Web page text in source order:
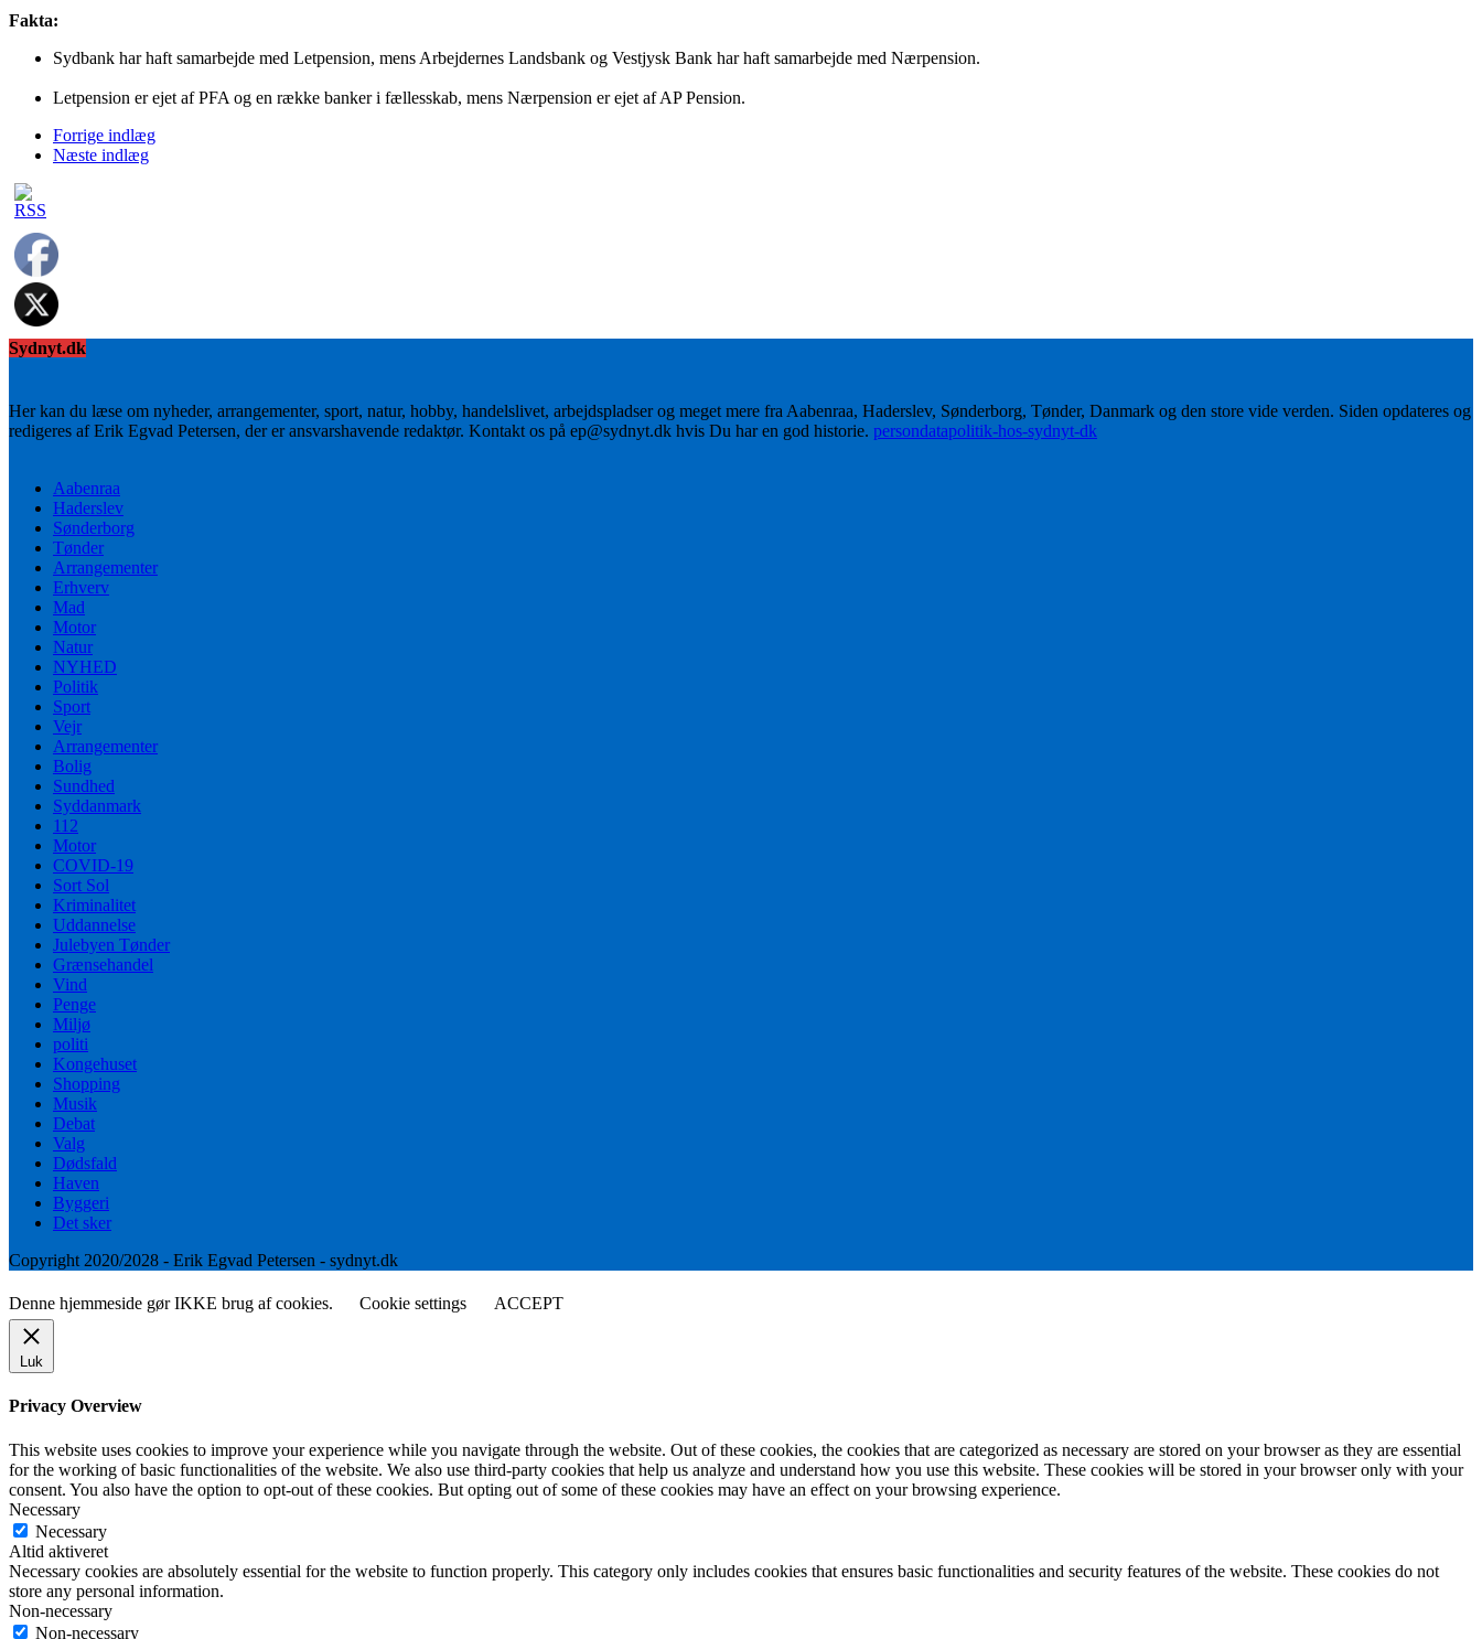
Fakta:
Sydbank har haft samarbejde med Letpension, mens Arbejdernes Landsbank og Vestjysk Bank har haft samarbejde med Nærpension.
Letpension er ejet af PFA og en række banker i fællesskab, mens Nærpension er ejet af AP Pension.
Forrige indlæg
Næste indlæg
Sydnyt.dk
Her kan du læse om nyheder, arrangementer, sport, natur, hobby, handelslivet, arbejdspladser og meget mere fra Aabenraa, Haderslev, Sønderborg, Tønder, Danmark og den store vide verden. Siden opdateres og
redigeres af Erik Egvad Petersen, der er ansvarshavende redaktør. Kontakt os på ep@sydnyt.dk hvis Du har en god historie. persondatapolitik-hos-sydnyt-dk
Aabenraa
Haderslev
Sønderborg
Tønder
Arrangementer
Erhverv
Mad
Motor
Natur
NYHED
Politik
Sport
Vejr
Arrangementer
Bolig
Sundhed
Syddanmark
112
Motor
COVID-19
Sort Sol
Kriminalitet
Uddannelse
Julebyen Tønder
Grænsehandel
Vind
Penge
Miljø
politi
Kongehuset
Shopping
Musik
Debat
Valg
Dødsfald
Haven
Byggeri
Det sker
Copyright 2020/2028 - Erik Egvad Petersen - sydnyt.dk
Denne hjemmeside gør IKKE brug af cookies. Cookie settings ACCEPT
Luk
Privacy Overview
This website uses cookies to improve your experience while you navigate through the website. Out of these cookies, the cookies that are categorized as necessary are stored on your browser as they are essential
for the working of basic functionalities of the website. We also use third-party cookies that help us analyze and understand how you use this website. These cookies will be stored in your browser only with your
consent. You also have the option to opt-out of these cookies. But opting out of some of these cookies may have an effect on your browsing experience.
Necessary
Necessary
Altid aktiveret
Necessary cookies are absolutely essential for the website to function properly. This category only includes cookies that ensures basic functionalities and security features of the website. These cookies do not
store any personal information.
Non-necessary
Non-necessary